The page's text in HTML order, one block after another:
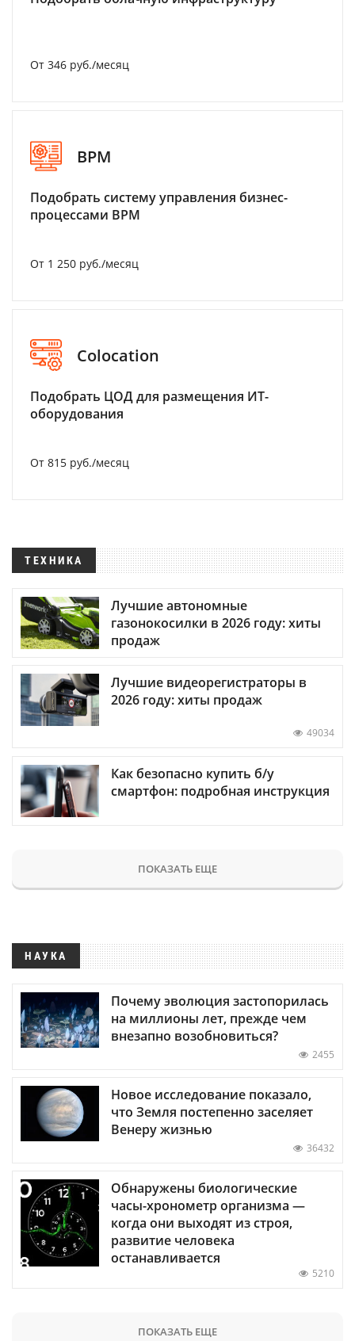
От 346 руб./месяц
BPM
Подобрать систему управления бизнес-
процессами BPM
От 1 250 руб./месяц
Colocation
Подобрать ЦОД для размещения ИТ-
оборудования
От 815 руб./месяц
ТЕХНИКА
Лучшие автономные
газонокосилки в 2026 году: хиты
продаж
Лучшие видеорегистраторы в
2026 году: хиты продаж
49034
Как безопасно купить б/у
смартфон: подробная инструкция
ПОКАЗАТЬ ЕЩЕ
НАУКА
Почему эволюция застопорилась
на миллионы лет, прежде чем
внезапно возобновиться?
2455
Новое исследование показало,
что Земля постепенно заселяет
Венеру жизнью
36432
Обнаружены биологические
часы-хронометр организма —
когда они выходят из строя,
развитие человека
останавливается
5210
ПОКАЗАТЬ ЕЩЕ